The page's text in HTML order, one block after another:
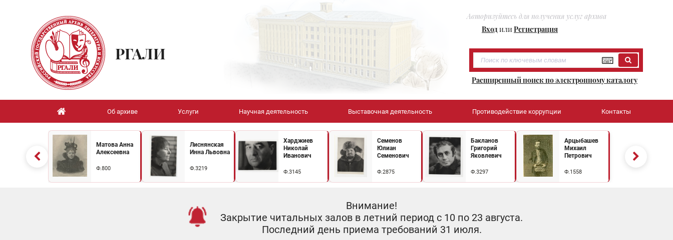
Авторизуйтесь для получения услуг архива
ВходилиРегистрация
РГАЛИ
Расширенный поиск по электронному каталогу
Об архиве Услуги Научная деятельность Выставочная деятельность Противодействие коррупции Контакты
Матова Анна
Алексеевна
Ф.800
Лиснянская
Инна Львовна
Ф.3219
Харджиев
Николай
Иванович
Ф.3145
Семенов
Юлиан
Семенович
Ф.2875
Бакланов
Григорий
Яковлевич
Ф.3297
Арцыбашев
Михаил
Петрович
Ф.1558
Внимание!
Закрытие читальных залов в летний период с 10 по 23 августа.
Последний день приема требований 31 июля.